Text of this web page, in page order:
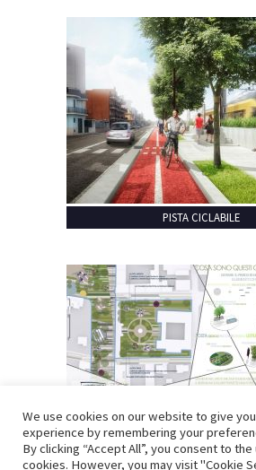
PISTA CICLABILE
We use cookies on our website to give
experience by remembering your
By clicking “Accept All”, you consent to
cookies. However, you may visit "Cookie